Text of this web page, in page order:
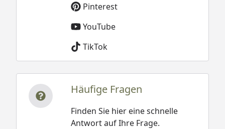
Pinterest
YouTube
TikTok
Häufige Fragen
Finden Sie hier eine schnelle
Antwort auf Ihre Frage.